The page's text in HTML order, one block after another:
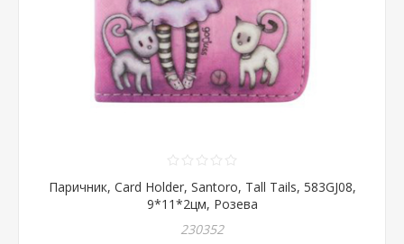
Паричник, Card Holder, Santoro, Tall Tails, 583GJ08,
9*11*2цм, Розева
230352